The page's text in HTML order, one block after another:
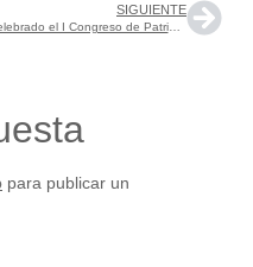
SIGUIENTE
Celebrado el I Congreso de Patrimonio de la Serranía de Ronda. Aspectos Culturales
para publicar un